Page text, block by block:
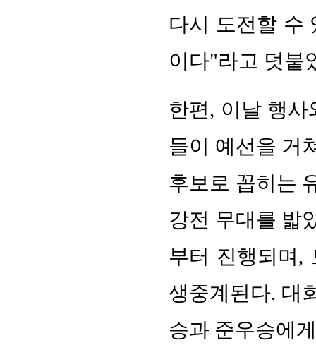
다시 도전할 수
이다"라고 덧붙
한편, 이날 행
들이 예선을 거
후보로 꼽히는
강전 무대를 밟
부터 진행되며,
생중계된다. 대
승과 준우승에